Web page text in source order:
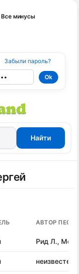
Все минусы
Забыли пароль?
АВТОР
Рид Л.,
неизвестен